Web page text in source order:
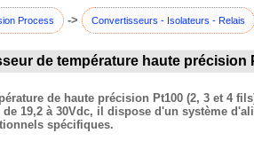
Process -> Convertisseurs - Isolateurs - Relais
de température haute précision
de haute précision Pt100 (2, 3 et 4
19,2 à 30Vdc, il dispose d'un système
spécifiques.